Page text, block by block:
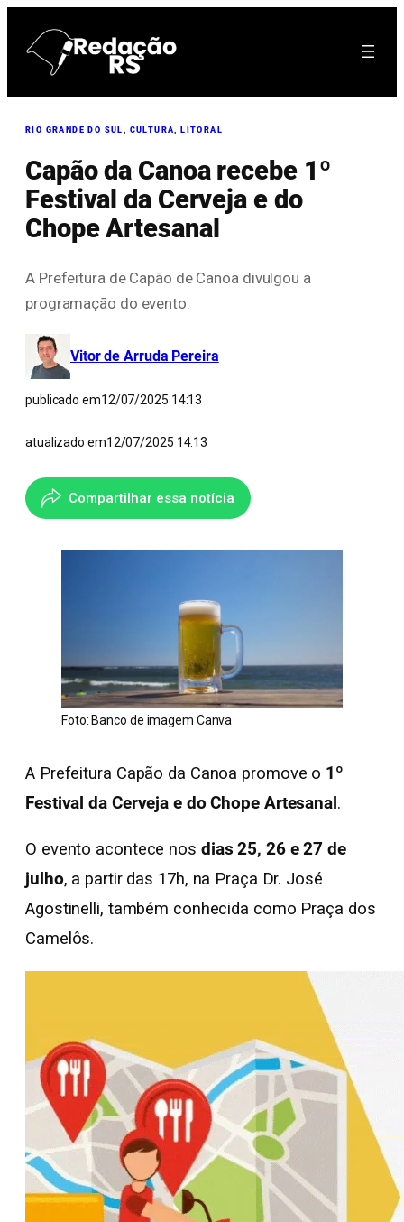
para
RIO GRANDE DO SUL , CULTURA, LITORAL
Capão da Canoa recebe 1º
Festival da Cerveja e do
Chope Artesanal
A Prefeitura de Capão de Canoa divulgou a
programação do evento.
Vitor de Arruda Pereira
publicado em12/07/2025 14:13
atualizado em12/07/2025 14:13
Compartilhar essa notícia
Foto: Banco de imagem Canva
A Prefeitura Capão da Canoa promove o 1º
Festival da Cerveja e do Chope Artesanal.
O evento acontece nos dias 25, 26 e 27 de
julho, a partir das 17h, na Praça Dr. José
Agostinelli, também conhecida como Praça dos
Camelôs.